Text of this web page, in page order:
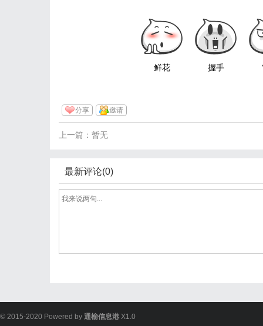
鲜花 握手
分享 邀请
上一篇：暂无
最新评论(0)
© 2015-2020 Powered by 通榆信息港 X1.0